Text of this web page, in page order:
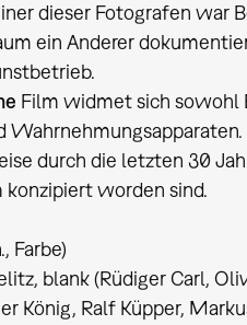
dieser Fotografen war
ein Anderer
Film widmet sich sowohl
durch die letzten 30
worden sind.
Farbe)
blank (Rüdiger Carl,
König, Ralf Küpper,